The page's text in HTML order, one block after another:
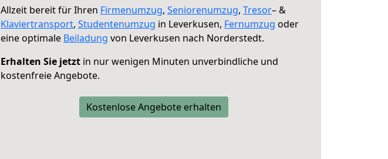
Allzeit bereit für Ihren Firmenumzug, Seniorenumzug, Tresor– &
Klaviertransport, Studentenumzug in Leverkusen, Fernumzug oder
eine optimale Beiladung von Leverkusen nach Norderstedt.
Erhalten Sie jetzt in nur wenigen Minuten unverbindliche und
kostenfreie Angebote.
Kostenlose Angebote erhalten